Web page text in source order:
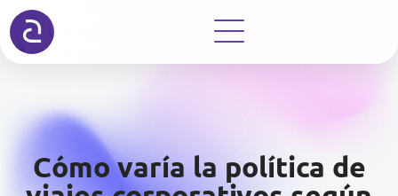
Cómo varía la política de